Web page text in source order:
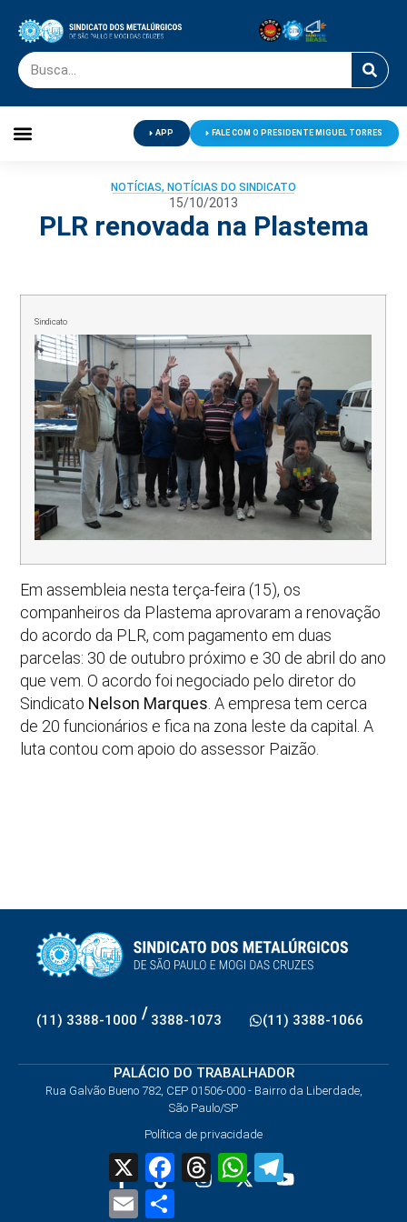
APP FALE COM O PRESIDENTE MIGUEL TORRES
NOTÍCIAS, NOTÍCIAS DO SINDICATO
15/10/2013
PLR renovada na Plastema
Sindicato
Em assembleia nesta terça-feira (15), os
companheiros da Plastema aprovaram a renovação
do acordo da PLR, com pagamento em duas
parcelas: 30 de outubro próximo e 30 de abril do ano
que vem. O acordo foi negociado pelo diretor do
Sindicato Nelson Marques . A empresa tem cerca
de 20 funcionários e fica na zona leste da capital. A
luta contou com apoio do assessor Paizão.
(11) 3388-1000 / 3388-1073 (11) 3388-1066
PALÁCIO DO TRABALHADOR
Rua Galvão Bueno 782, CEP 01506-000 - Bairro da Liberdade,
São Paulo/SP
Política de privacidade
X FacebookThreadsWhatsApp
Email